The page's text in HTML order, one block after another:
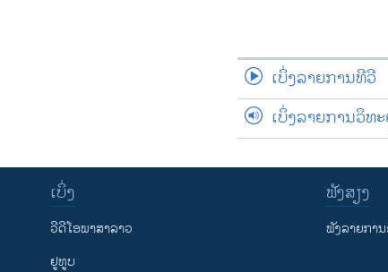
ເບິ່ງລາຍການທີວີ
ເບິ່ງລາຍການວິທ
ເບິ່ງ
ວີດີໂອພາສາລາວ
ຢູທູບ
ຟັງສຽງ
ຟັງລາຍການ